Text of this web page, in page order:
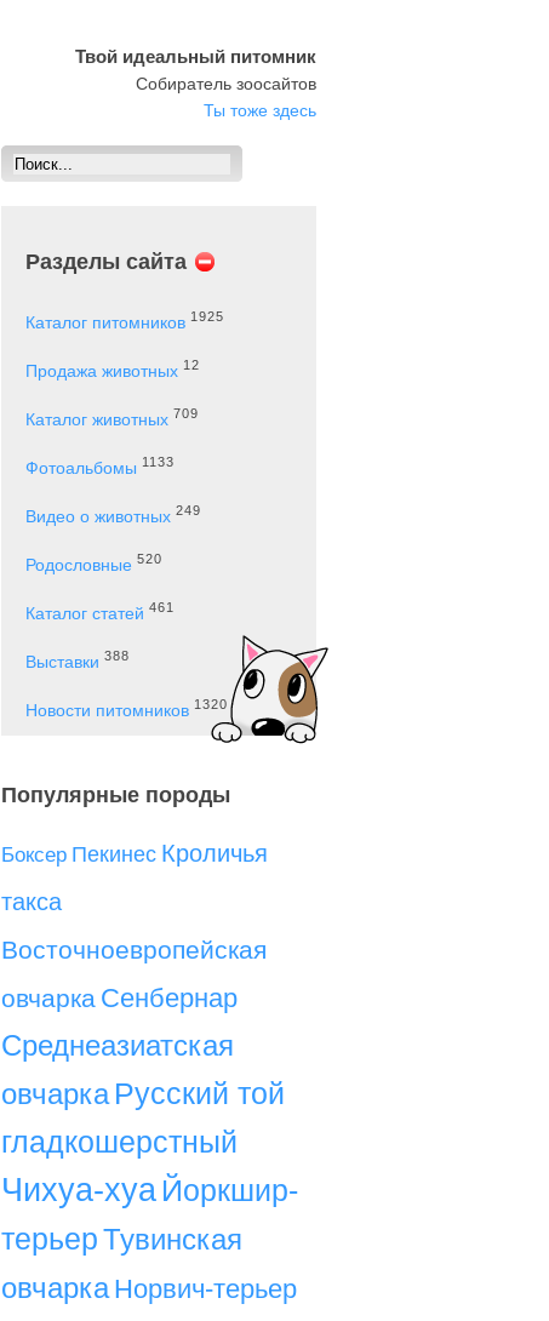
Твой идеальный питомник
Собиратель зоосайтов
Ты тоже здесь
Разделы сайта
Каталог питомников 1925
Продажа животных 12
Каталог животных 709
Фотоальбомы 1133
Видео о животных 249
Родословные 520
Каталог статей 461
Выставки 388
Новости питомников 1320
Популярные породы
Боксер Пекинес Кроличья
такса
Восточноевропейская
овчарка Сенбернар
Среднеазиатская
овчарка Русский той
гладкошерстный
Чихуа-хуа Йоркшир-
терьерТувинская
овчарка Норвич-терьер